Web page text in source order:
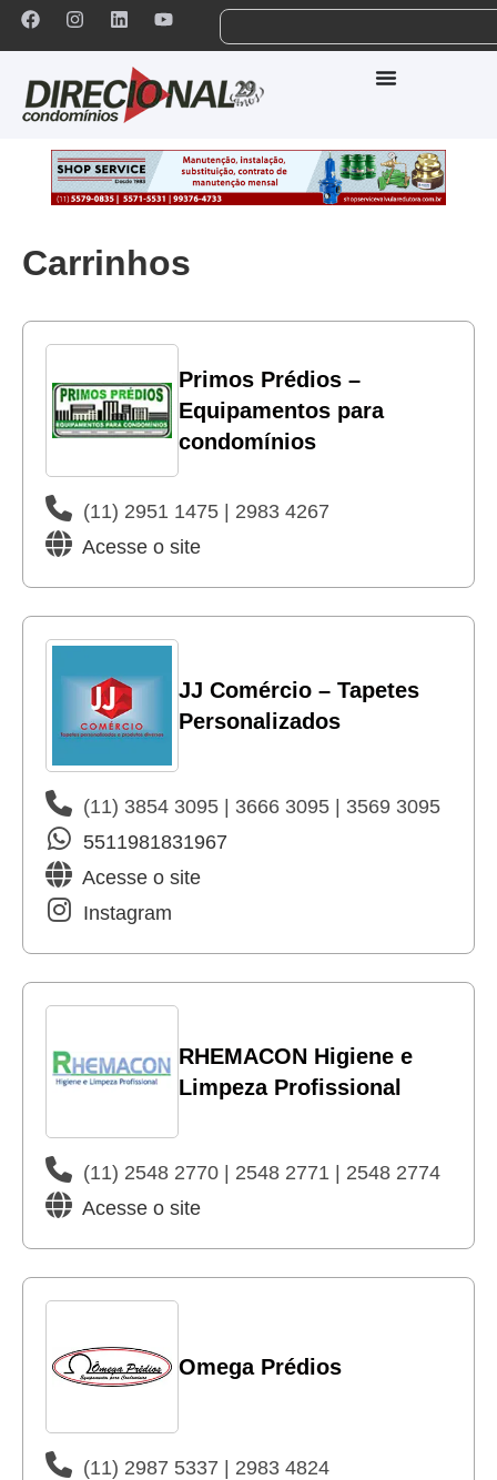
Carrinhos
Primos Prédios –
Equipamentos para
condomínios
(11) 2951 1475 | 2983 4267
Acesse o site
JJ Comércio – Tapetes
Personalizados
(11) 3854 3095 | 3666 3095 | 3569 3095
5511981831967
Acesse o site
Instagram
RHEMACON Higiene e
Limpeza Profissional
(11) 2548 2770 | 2548 2771 | 2548 2774
Acesse o site
Omega Prédios
(11) 2987 5337 | 2983 4824